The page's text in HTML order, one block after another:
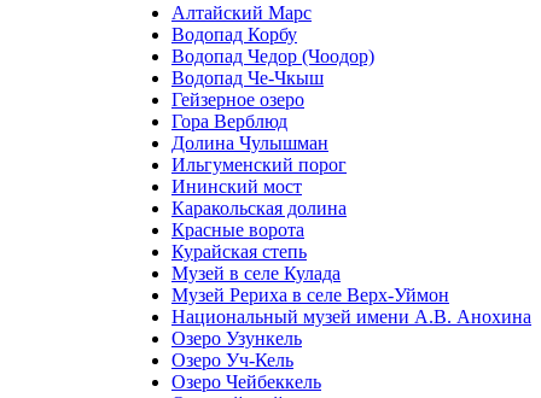
Алтайский Марс
Водопад Корбу
Водопад Чедор (Чоодор)
Водопад Че-Чкыш
Гейзерное озеро
Гора Верблюд
Долина Чулышман
Ильгуменский порог
Ининский мост
Каракольская долина
Красные ворота
Курайская степь
Музей в селе Кулада
Музей Рериха в селе Верх-Уймон
Национальный музей имени А.В. Анохина
Озеро Узункель
Озеро Уч-Кель
Озеро Чейбеккель